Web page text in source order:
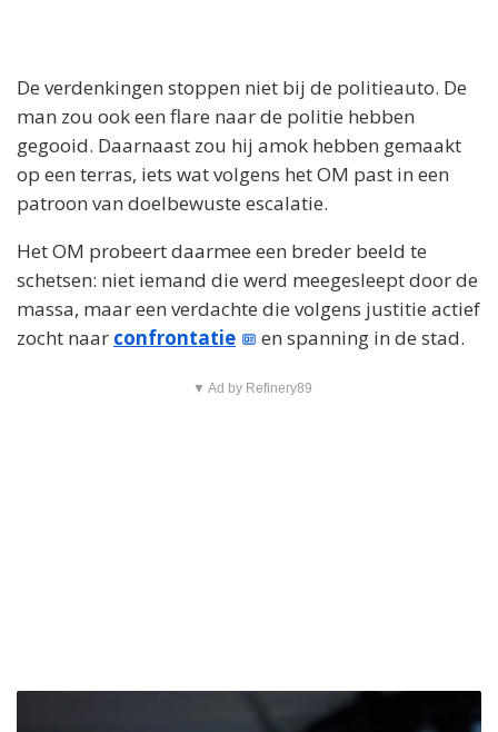
De verdenkingen stoppen niet bij de politieauto. De
man zou ook een flare naar de politie hebben
gegooid. Daarnaast zou hij amok hebben gemaakt
op een terras, iets wat volgens het OM past in een
patroon van doelbewuste escalatie.
Het OM probeert daarmee een breder beeld te
schetsen: niet iemand die werd meegesleept door de
massa, maar een verdachte die volgens justitie actief
zocht naar confrontatie en spanning in de stad.
▼ Ad by Refinery89